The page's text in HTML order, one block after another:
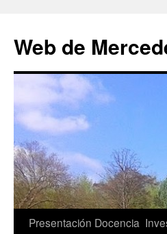
contenido
Web de
Presentación Docencia